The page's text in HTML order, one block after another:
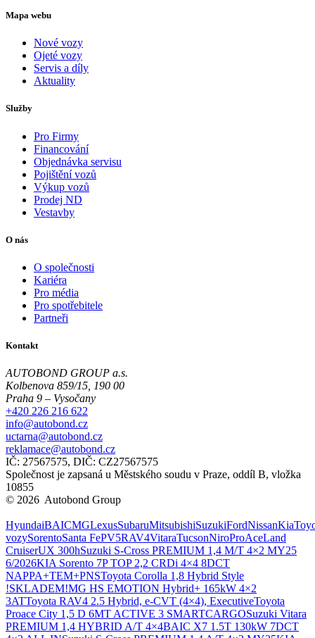
Mapa webu
Nové vozy
Ojeté vozy
Servis a díly
Aktuality
Služby
Pro Firmy
Financování
Objednávka servisu
Pojištění vozů
Výkup vozů
Prodej ND
Vestavby
O nás
O společnosti
Kariéra
Pro média
Pro spotřebitele
Partneři
Kontakt
AUTOBOND GROUP a.s.
Kolbenova 859/15, 190 00
Praha 9 – Vysočany
+420 226 216 622
info@autobond.cz
uctarna@autobond.cz
reklamace@autobond.cz
IČ: 27567575, DIČ: CZ27567575
Společnost je zapsaná u Městského soudu v Praze, oddíl B, vložka
10855
© 2026 Autobond Group
HyundaiBAICMGLexusSubaruMitsubishiSuzukiFordNissanKia
vozySorentoSanta FePV5RAV4VitaraTucsonNiroProAceLand
CruiserUX 300hSuzuki S-Cross PREMIUM 1,4 M/T 4×2 MY25
6/2026KIA Sorento 7P TOP 2,2 CRDi 4×4 8DCT
NAPPA+TEM+PNSToyota Corolla 1,8 Hybrid Style
!SKLADEM!MG HS EMOTION Hybrid+ 165kW 4×2
3ATToyota RAV4 2.5 Hybrid, e-CVT (4×4), ExecutiveToyota
Proace City 1,5 D 6MT ACTIVE 3 SMARTCARGOSuzuki Vitara
PREMIUM 1,4 HYBRID A/T 4×4BAIC X7 1.5T 130kW 7DCT